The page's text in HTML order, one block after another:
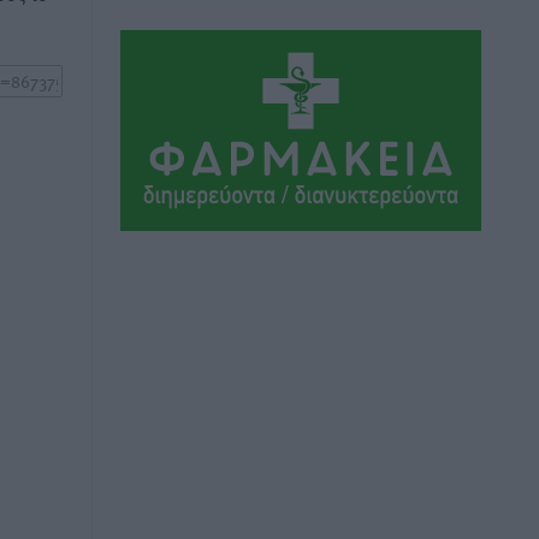
Συνελήφθη 37χρονη στη Ρόδο γιατί
είχε αφήσει τα τρία ανήλικα παιδιά της
χωρίς επιτήρηση
Τοπικές Ειδήσεις πριν 17 ώρες
Σταυρός Καλυθιών: Απέκτησε την